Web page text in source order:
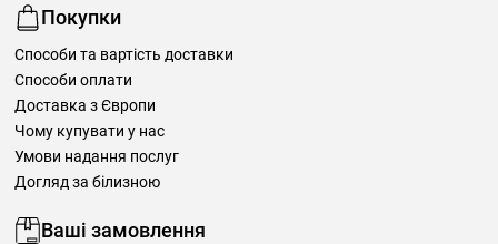
Покупки
Способи та вартість доставки
Способи оплати
Доставка з Європи
Чому купувати у нас
Умови надання послуг
Догляд за білизною
Ваші замовлення